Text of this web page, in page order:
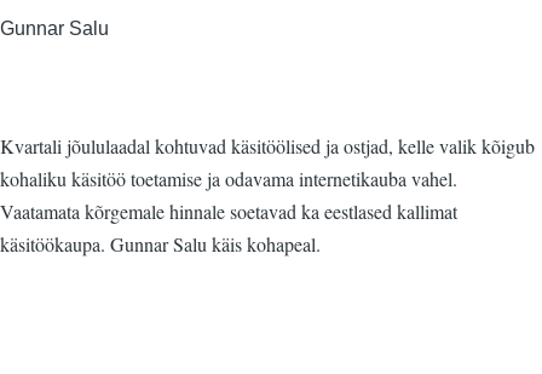
Gunnar Salu
Kvartali jõululaadal kohtuvad käsitöölised ja ostjad, kelle valik kõigub
kohaliku käsitöö toetamise ja odavama internetikauba vahel.
Vaatamata kõrgemale hinnale soetavad ka eestlased kallimat
käsitöökaupa. Gunnar Salu käis kohapeal.